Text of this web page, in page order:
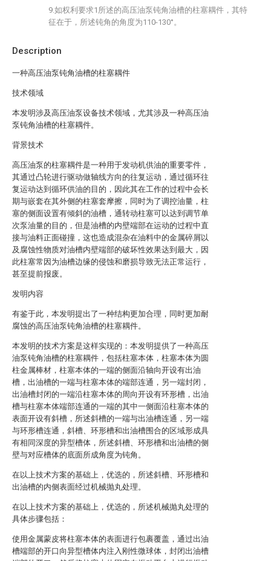
Description
一种高压油泵钝角油槽的柱塞耦件
技术领域
本发明涉及高压油泵设备技术领域，尤其涉及一种高压油
泵钝角油槽的柱塞耦件。
背景技术
高压油泵的柱塞耦件是一种用于发动机供油的重要零件，
其通过凸轮进行驱动做轴线方向的往复运动，通过循环往
复运动达到循环供油的目的，因此其在工作的过程中会长
期与嵌套在其外侧的柱塞套摩擦，同时为了调控油量，柱
塞的侧面设置有倾斜的油槽，通转动柱塞可以达到调节单
次泵油量的目的，但是油槽的内壁端部在运动的过程中直
接与油料正面碰撞，这也造成混杂在油料中的金属碎屑以
及腐蚀性物质对油槽内壁端部的破坏性效果达到最大，因
此柱塞常因为油槽边缘的侵蚀和磨损导致无法正常运行，
甚至提前报废。
发明内容
有鉴于此，本发明提出了一种结构更加合理，同时更加耐
腐蚀的高压油泵钝角油槽的柱塞耦件。
本发明的技术方案是这样实现的：本发明提供了一种高压
油泵钝角油槽的柱塞耦件，包括柱塞本体，柱塞本体为圆
柱金属棒材，柱塞本体的一端的侧面沿轴向开设有出油
槽，出油槽的一端与柱塞本体的端部连通，另一端封闭，
出油槽封闭的一端沿柱塞本体的周向开设有环形槽，出油
槽与柱塞本体端部连通的一端的其中一侧面沿柱塞本体的
表面开设有斜槽，所述斜槽的一端与出油槽连通，另一端
与环形槽连通，斜槽、环形槽和出油槽围合的区域形成具
有相同深度的异型槽体，所述斜槽、环形槽和出油槽的侧
壁与对应槽体的底面所成角度为钝角。
在以上技术方案的基础上，优选的，所述斜槽、环形槽和
出油槽的内侧表面经过机械抛丸处理。
在以上技术方案的基础上，优选的，所述机械抛丸处理的
具体步骤包括：
使用金属蒙皮将柱塞本体的表面进行包裹覆盖，通过出油
槽端部的开口向异型槽体内注入刚性微球体，封闭出油槽
9.如权利要求1所述的高压油泵钝角油槽的柱塞耦件，其特
征在于，所述钝角的角度为110-130°。